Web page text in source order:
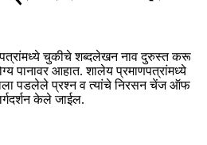
चुकीचे शब्दलेखन नाव दुरुस्त करू
पानावर आहात. शालेय प्रमाणपत्रांमध्ये
पडलेले प्रश्न व त्यांचे निरसन चेंज ऑफ
केले जाईल.